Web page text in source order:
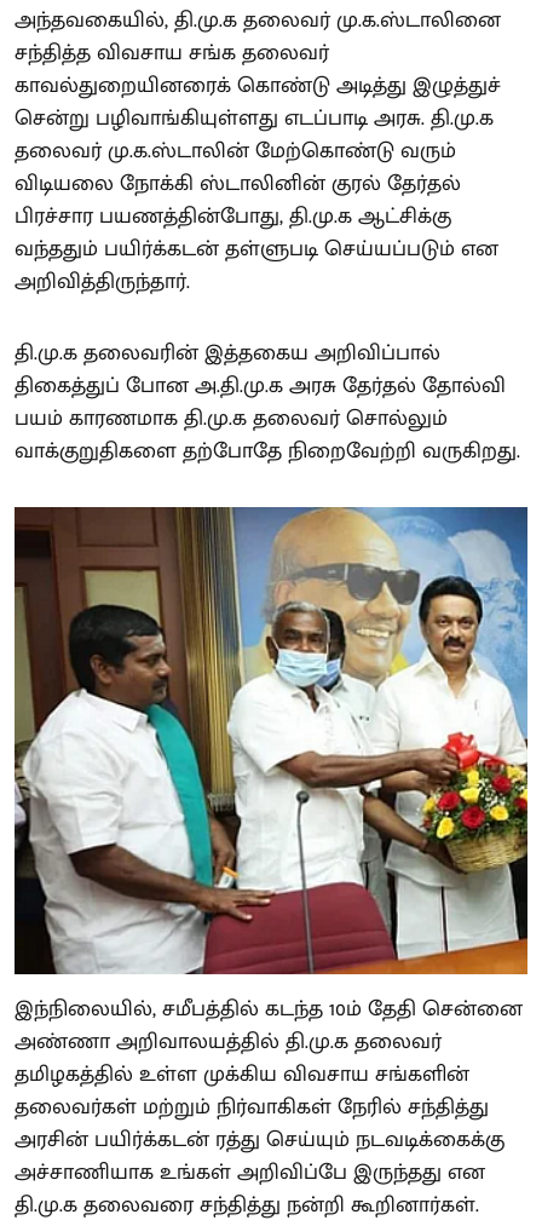
அந்தவகையில், தி.மு.க தலைவர் மு.க.ஸ்டாலினை
சந்தித்த விவசாய சங்க தலைவர்
காவல்துறையினரைக் கொண்டு அடித்து இழுத்துச்
சென்று பழிவாங்கியுள்ளது எடப்பாடி அரசு. தி.மு.க
தலைவர் மு.க.ஸ்டாலின் மேற்கொண்டு வரும்
விடியலை நோக்கி ஸ்டாலினின் குரல் தேர்தல்
பிரச்சார பயணத்தின்போது, தி.மு.க ஆட்சிக்கு
வந்ததும் பயிர்க்கடன் தள்ளுபடி செய்யப்படும் என
அறிவித்திருந்தார்.
தி.மு.க தலைவரின் இத்தகைய அறிவிப்பால்
திகைத்துப் போன அ.தி.மு.க அரசு தேர்தல் தோல்வி
பயம் காரணமாக தி.மு.க தலைவர் சொல்லும்
வாக்குறுதிகளை தற்போதே நிறைவேற்றி வருகிறது.
இந்நிலையில், சமீபத்தில் கடந்த 10ம் தேதி சென்னை
அண்ணா அறிவாலயத்தில் தி.மு.க தலைவர்
தமிழகத்தில் உள்ள முக்கிய விவசாய சங்களின்
தலைவர்கள் மற்றும் நிர்வாகிகள் நேரில் சந்தித்து
அரசின் பயிர்க்கடன் ரத்து செய்யும் நடவடிக்கைக்கு
அச்சாணியாக உங்கள் அறிவிப்பே இருந்தது என
தி.மு.க தலைவரை சந்தித்து நன்றி கூறினார்கள்.